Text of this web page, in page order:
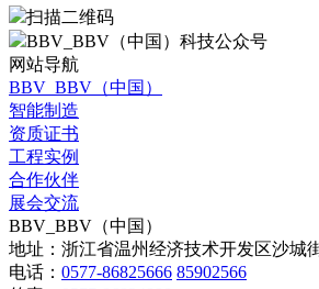
扫描二维码
BBV_BBV（中国）科技公众号
网站导航
BBV_BBV（中国）
智能制造
资质证书
工程实例
合作伙伴
展会交流
BBV_BBV（中国）
地址：浙江省温州经济技术开发区沙城
电话： 0577-86825666 85902566